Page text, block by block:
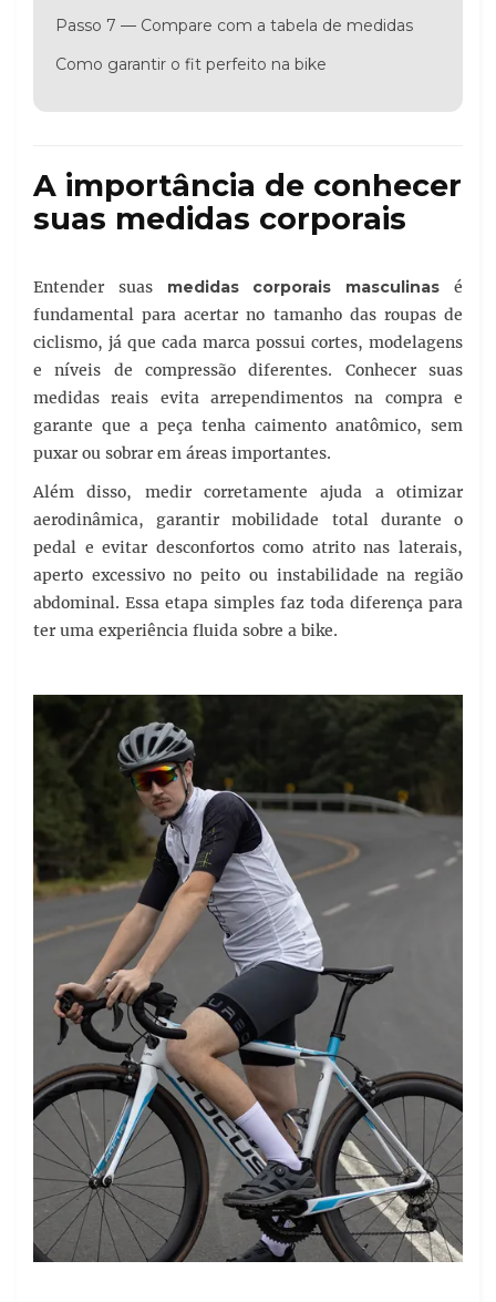
Passo 7 — Compare com a tabela de medidas
Como garantir o fit perfeito na bike
A importância de conhecer
suas medidas corporais
Entender suas medidas corporais masculinas é
fundamental para acertar no tamanho das roupas de
ciclismo, já que cada marca possui cortes, modelagens
e níveis de compressão diferentes. Conhecer suas
medidas reais evita arrependimentos na compra e
garante que a peça tenha caimento anatômico, sem
puxar ou sobrar em áreas importantes.
Além disso, medir corretamente ajuda a otimizar
aerodinâmica, garantir mobilidade total durante o
pedal e evitar desconfortos como atrito nas laterais,
aperto excessivo no peito ou instabilidade na região
abdominal. Essa etapa simples faz toda diferença para
ter uma experiência fluida sobre a bike.